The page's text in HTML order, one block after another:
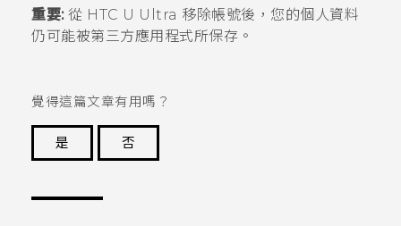
重要:從 HTC U Ultra 移除帳號後，您的個人資料
仍可能被第三方應用程式所保存。
覺得這篇文章有用嗎？
是
否